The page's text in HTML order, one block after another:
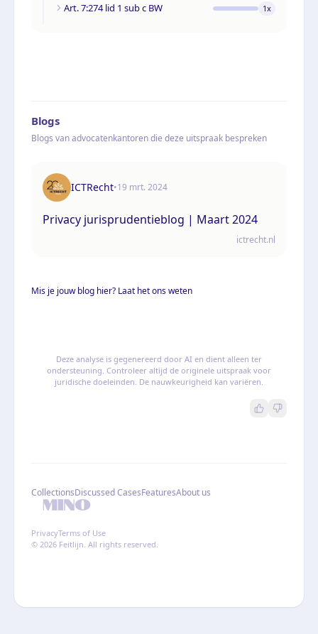
Art. 7:274 lid 1 sub c BW 1x
Blogs
Blogs van advocatenkantoren die deze uitspraak bespreken
ICTRecht•19 mrt. 2024
Privacy jurisprudentieblog | Maart 2024
ictrecht.nl
Mis je jouw blog hier? Laat het ons weten
Deze analyse is gegenereerd door AI en dient alleen ter
ondersteuning. Controleer altijd de originele uitspraak voor
juridische doeleinden. De nauwkeurigheid kan variëren.
CollectionsDiscussed CasesFeaturesAbout us
PrivacyTerms of Use
© 2026 Feitlijn. All rights reserved.